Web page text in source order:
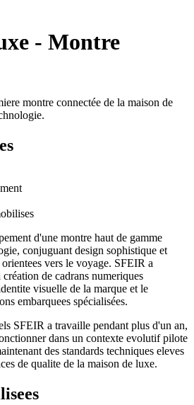
- Montre
montre connectée de la maison de
d'une montre haut de gamme
conjuguant design sophistique et
vers le voyage. SFEIR a
de cadrans numeriques
visuelle de la marque et le
embarquees spécialisées.
SFEIR a travaille pendant plus d'un an,
dans un contexte evolutif pilote
des standards techniques eleves
de qualite de la maison de luxe.